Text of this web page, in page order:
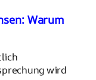
Warum
wird